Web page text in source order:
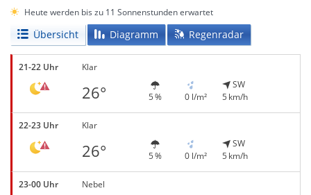
Heute werden bis zu 11 Sonnenstunden erwartet
Übersicht Diagramm Regenradar
21-22 Uhr Klar
26° 5 % 0 l/m²
SW
5 km/h
22-23 Uhr Klar
26° 5 % 0 l/m²
SW
5 km/h
23-00 Uhr Nebel